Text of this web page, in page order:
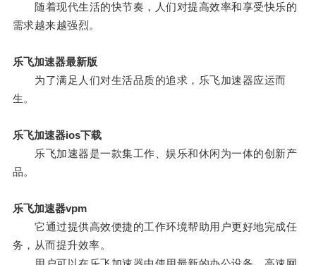
随着现代生活的快节奏，人们对提高效率和享受快乐的
需求越来越强烈。
乐飞加速器最新版
为了满足人们对生活品质的追求，乐飞加速器应运而
生。
乐飞加速器ios下载
乐飞加速器是一款集工作、娱乐和休闲为一体的创新产
品。
乐飞加速器vpm
它通过提供高效便捷的工作环境帮助用户更好地完成任
务，从而提升效率。